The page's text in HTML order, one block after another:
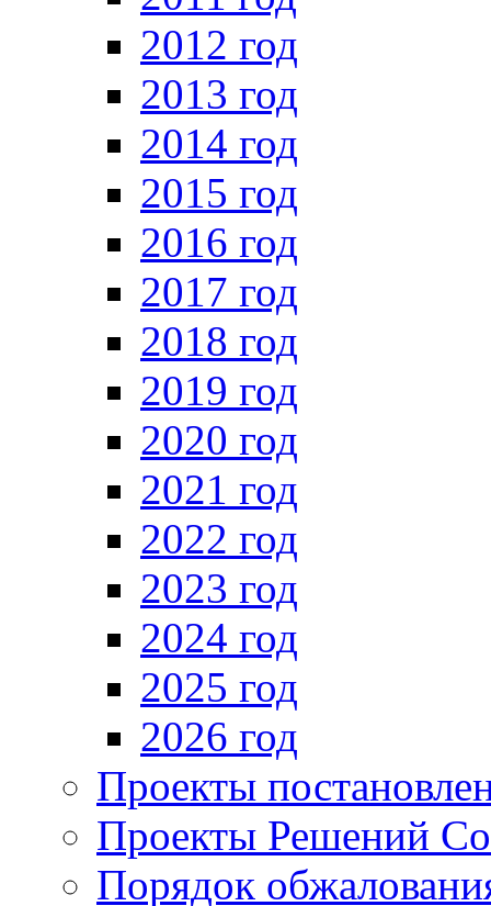
2012 год
2013 год
2014 год
2015 год
2016 год
2017 год
2018 год
2019 год
2020 год
2021 год
2022 год
2023 год
2024 год
2025 год
2026 год
Проекты
Проекты Решений
Порядок